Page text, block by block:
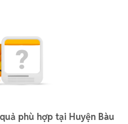
phù hợp tại Huyện Bàu